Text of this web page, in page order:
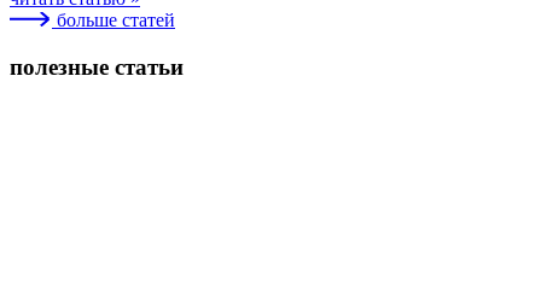
больше статей
полезные статьи